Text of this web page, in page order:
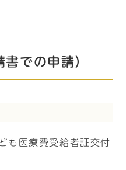
での申請）
も医療費受給者証交付